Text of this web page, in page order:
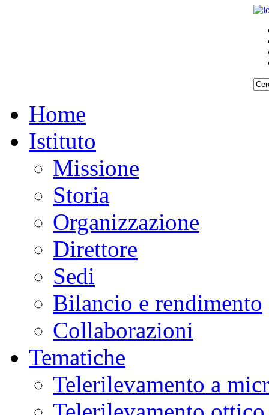
Home
Istituto
Missione
Storia
Organizzazione
Direttore
Sedi
Bilancio e rendimento
Collaborazioni
Tematiche
Telerilevamento a